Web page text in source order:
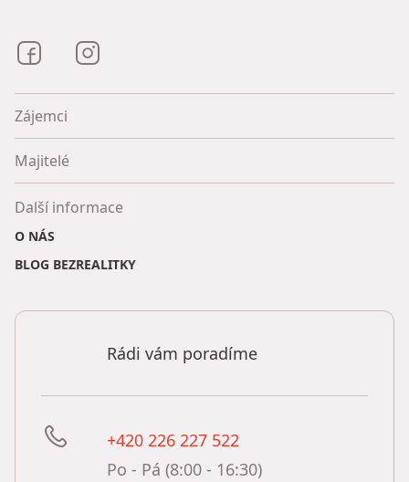
Bezrealitky na Facebooku
Zájemci
Majitelé
Další informace
O NÁS
BLOG BEZREALITKY
Rádi vám poradíme
+420 226 227 522
Po - Pá (8:00 - 16:30)